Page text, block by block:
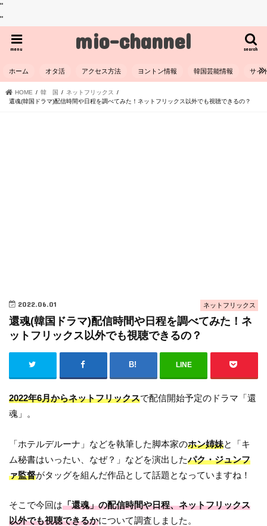
"
"
mio-channel search
menu
ホーム オタ活 アクセス方法 ヨントン情報 韓国芸能情報 サイ
HOME 韓 国
ネットフリックス
還魂(韓国ドラマ)配信時間や日程を調べてみた！ネットフリックス以外でも視聴できるの？
ネットフリックス
2022.06.01
還魂(韓国ドラマ)配信時間や日程を調べてみた！ネ
ットフリックス以外でも視聴できるの？
LINE
2022年6月からネットフリックスで配信開始予定のドラマ「還
魂」。
「ホテルデルーナ」などを執筆した脚本家のホン姉妹と「キ
ム秘書はいったい、なぜ？」などを演出したパク・ジュンフ
ァ監督がタッグを組んだ作品として話題となっていますね！
そこで今回は「還魂」の配信時間や日程、ネットフリックス
以外でも視聴できるかについて調査しました。